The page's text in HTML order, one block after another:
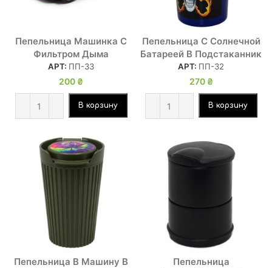
Пепельница Машинка С
Фильтром Дыма
АРТ: ПП-33
200 ₴
В корзину
Пепельница С Солнечной
Батареей В Подстаканник
АРТ: ПП-32
270 ₴
В корзину
Пепельница В Машину В
Пепельница